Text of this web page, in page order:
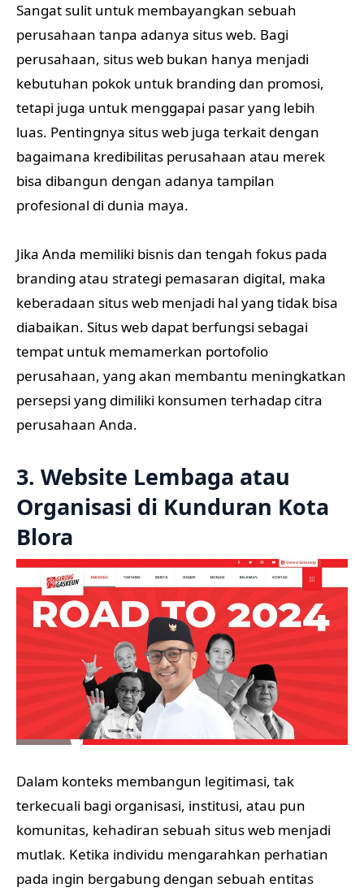
Sangat sulit untuk membayangkan sebuah
perusahaan tanpa adanya situs web. Bagi
perusahaan, situs web bukan hanya menjadi
kebutuhan pokok untuk branding dan promosi,
tetapi juga untuk menggapai pasar yang lebih
luas. Pentingnya situs web juga terkait dengan
bagaimana kredibilitas perusahaan atau merek
bisa dibangun dengan adanya tampilan
profesional di dunia maya.
Jika Anda memiliki bisnis dan tengah fokus pada
branding atau strategi pemasaran digital, maka
keberadaan situs web menjadi hal yang tidak bisa
diabaikan. Situs web dapat berfungsi sebagai
tempat untuk memamerkan portofolio
perusahaan, yang akan membantu meningkatkan
persepsi yang dimiliki konsumen terhadap citra
perusahaan Anda.
3. Website Lembaga atau
Organisasi di Kunduran Kota
Blora
Dalam konteks membangun legitimasi, tak
terkecuali bagi organisasi, institusi, atau pun
komunitas, kehadiran sebuah situs web menjadi
mutlak. Ketika individu mengarahkan perhatian
pada ingin bergabung dengan sebuah entitas